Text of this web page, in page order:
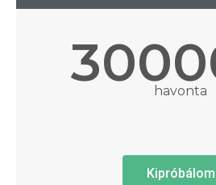
havonta
Kipróbálom